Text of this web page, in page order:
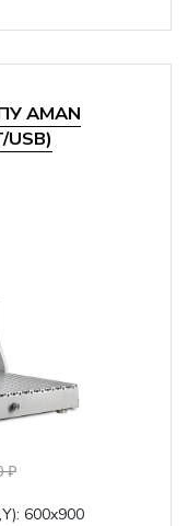
AMAN
USB)
₽
600x900